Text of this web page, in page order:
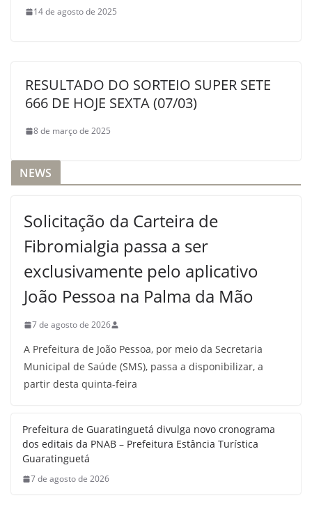
14 de agosto de 2025
RESULTADO DO SORTEIO SUPER SETE
666 DE HOJE SEXTA (07/03)
8 de março de 2025
NEWS
Solicitação da Carteira de
Fibromialgia passa a ser
exclusivamente pelo aplicativo
João Pessoa na Palma da Mão
7 de agosto de 2026
A Prefeitura de João Pessoa, por meio da Secretaria
Municipal de Saúde (SMS), passa a disponibilizar, a
partir desta quinta-feira
Prefeitura de Guaratinguetá divulga novo cronograma
dos editais da PNAB – Prefeitura Estância Turística
Guaratinguetá
7 de agosto de 2026